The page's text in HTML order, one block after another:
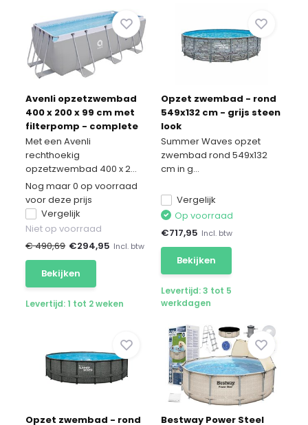
Avenli opzetzwembad
400 x 200 x 99 cm met
filterpomp - complete
set
Met een Avenli
rechthoekig
opzetzwembad 400 x 2...
Nog maar 0 op voorraad
voor deze prijs
Vergelijk
Niet op voorraad
€ 490,69 €294,95 Incl. btw
Bekijken
Levertijd: 1 tot 2 weken
Opzet zwembad - rond
549x132 cm - grijs steen
look
Summer Waves opzet
zwembad rond 549x132
cm in g...
Vergelijk
Op voorraad
€717,95 Incl. btw
Bekijken
Levertijd: 3 tot 5
werkdagen
Opzet zwembad - rond
Bestway Power Steel